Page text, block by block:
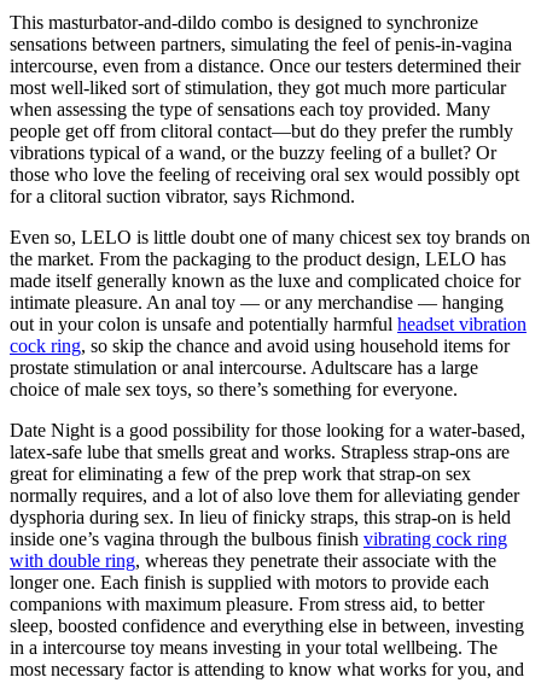
This masturbator-and-dildo combo is designed to synchronize
sensations between partners, simulating the feel of penis-in-vagina
intercourse, even from a distance. Once our testers determined their
most well-liked sort of stimulation, they got much more particular
when assessing the type of sensations each toy provided. Many
people get off from clitoral contact—but do they prefer the rumbly
vibrations typical of a wand, or the buzzy feeling of a bullet? Or
those who love the feeling of receiving oral sex would possibly opt
for a clitoral suction vibrator, says Richmond.
Even so, LELO is little doubt one of many chicest sex toy brands on
the market. From the packaging to the product design, LELO has
made itself generally known as the luxe and complicated choice for
intimate pleasure. An anal toy — or any merchandise — hanging
out in your colon is unsafe and potentially harmful headset vibration
cock ring, so skip the chance and avoid using household items for
prostate stimulation or anal intercourse. Adultscare has a large
choice of male sex toys, so there’s something for everyone.
Date Night is a good possibility for those looking for a water-based,
latex-safe lube that smells great and works. Strapless strap-ons are
great for eliminating a few of the prep work that strap-on sex
normally requires, and a lot of also love them for alleviating gender
dysphoria during sex. In lieu of finicky straps, this strap-on is held
inside one’s vagina through the bulbous finish vibrating cock ring
with double ring, whereas they penetrate their associate with the
longer one. Each finish is supplied with motors to provide each
companions with maximum pleasure. From stress aid, to better
sleep, boosted confidence and everything else in between, investing
in a intercourse toy means investing in your total wellbeing. The
most necessary factor is attending to know what works for you, and